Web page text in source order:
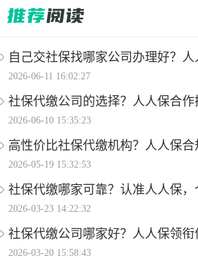
自己交社保找哪家公司办理好？人
2026-06-11 16:02:27
社保代缴公司的选择？人人保合作
2026-06-10 15:35:23
高性价比社保代缴机构？人人保合
2026-05-19 15:32:53
社保代缴哪家可靠？认准人人保，
2026-03-23 14:22:32
社保代缴公司哪家好？人人保领衔
2026-03-20 15:58:43